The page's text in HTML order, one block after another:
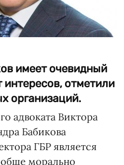
имеет очевидный
отметили
организаций.
адвоката Виктора
Бабикова
ГБР является
морально